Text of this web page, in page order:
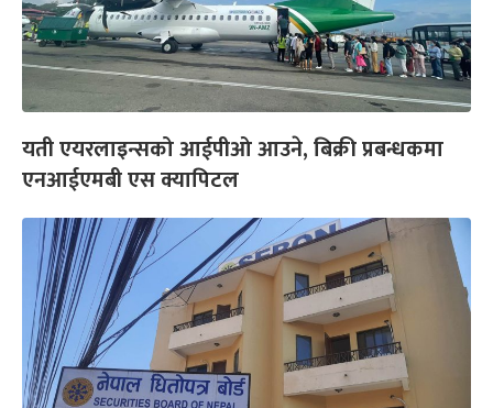
यती एयरलाइन्सको आईपीओ आउने, बिक्री प्रबन्धकमा
एनआईएमबी एस क्यापिटल